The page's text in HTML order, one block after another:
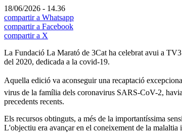
18/06/2026 - 14.36
compartir a Whatsapp
compartir a Facebook
compartir a X
La Fundació La Marató de 3Cat ha celebrat avui a
del 2020, dedicada a la covid-19.
Aquella edició va aconseguir una recaptació
virus de la família dels coronavirus SARS-CoV-2,
precedents recents.
Els recursos obtinguts, a més de la importantíssima
L'objectiu era avançar en el coneixement de la malaltia